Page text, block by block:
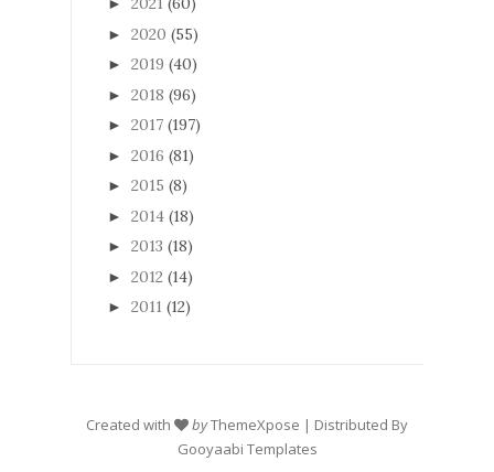
► 2020 (55)
► 2019 (40)
► 2018 (96)
► 2017 (197)
► 2016 (81)
► 2015 (8)
► 2014 (18)
► 2013 (18)
► 2012 (14)
► 2011 (12)
Created with byThemeXpose | Distributed By
Gooyaabi Templates